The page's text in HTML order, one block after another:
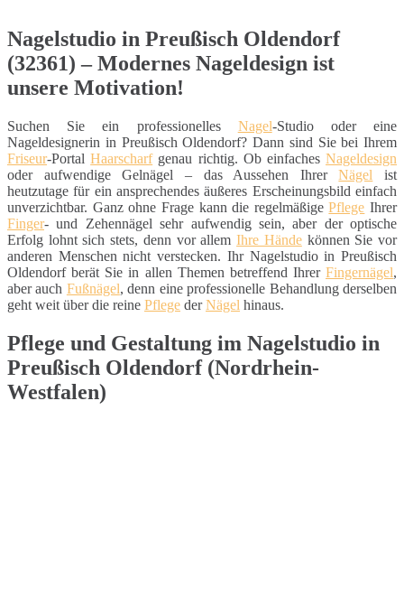
Nagelstudio in Preußisch Oldendorf
(32361) – Modernes Nageldesign ist
unsere Motivation!
Suchen Sie ein professionelles Nagel-Studio oder eine
Nageldesignerin in Preußisch Oldendorf? Dann sind Sie bei Ihrem
Friseur-PortalHaarscharfgenau richtig. Ob einfachesNageldesign
oder aufwendige Gelnägel – das Aussehen IhrerNägel ist
heutzutage für ein ansprechendes äußeres Erscheinungsbild einfach
unverzichtbar. Ganz ohne Frage kann die regelmäßigePflege Ihrer
Finger- und Zehennägel sehr aufwendig sein, aber der optische
Erfolg lohnt sich stets, denn vor allemIhre Händekönnen Sie vor
anderen Menschen nicht verstecken. Ihr Nagelstudio in Preußisch
Oldendorf berät Sie in allen Themen betreffend Ihrer Fingernägel,
aber auch Fußnägel, denn eine professionelle Behandlung derselben
geht weit über die reine Pflege derNägel hinaus.
Pflege und Gestaltung im Nagelstudio in
Preußisch Oldendorf (Nordrhein-
Westfalen)